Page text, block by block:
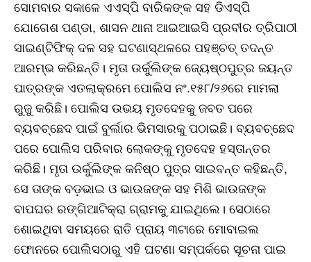
ସୋମବାର ସକାଳେ ଏଏସ୍‌ପି ବାରିକଙ୍କ ସହ ଡିଏସ୍‌ପି
ଯୋଗେଶ ପଣ୍ଡା, ଶାସନ ଥାନା ଆଇଆଇସି ପ୍ରବୀର ତ୍ରିପାଠୀ
ସାଇଣ୍ଟିଫିକ୍‌ ଦଳ ସହ ଘଟଣାସ୍ଥଳରେ ପହଞ୍ଚତ୍ ତଦନ୍ତ
ଆରମ୍ଭ କରିଛନ୍ତି। ମୃତା ଉର୍କୁଲିଙ୍କ ଜ୍ୟେଷ୍ଠପୁତ୍ର ଜୟନ୍ତ
ପାତ୍ରଙ୍କ ଏତଲାକ୍ରମେ ପୋଲିସ ନଂ.୧୫୮/୨୬ରେ ମାମଲା
ରୁଜୁ କରିଛି। ପୋଲିସ ଉଭୟ ମୃତଦେହକୁ ଜବତ ପରେ
ବ୍ୟବଚ୍ଛେଦ ପାଇଁ ବୁର୍ଲାର ଭିମସାରକୁ ପଠାଇଛି। ବ୍ୟବଚ୍ଛେଦ
ପରେ ପୋଲିସ ପରିବାର ଲୋକଙ୍କୁ ମୃତଦେହ ହସ୍ତାନ୍ତର
କରିଛି। ମୃତା ଉର୍କୁଲିଙ୍କ କନିଷ୍ଠ ପୁତ୍ର ସାଇବନ୍ତ କହିଛନ୍ତି,
ସେ ତାଙ୍କ ବଡ଼ଭାଇ ଓ ଭାଉଜଙ୍କ ସହ ମିଶି ଭାଉଜଙ୍କ
ବାପଘର ରଙ୍ଗିଆଟିକ୍ରା ଗ୍ରାମକୁ ଯାଇଥିଲେ। ସେଠାରେ
ଶୋଇଥିବା ସମୟରେ ରାତି ପ୍ରାୟ ୩ଟାରେ ମୋବାଇଲ
ଫୋନରେ ପୋଲିସଠାରୁ ଏହି ଘଟଣା ସମ୍ପର୍କରେ ସୂଚନା ପାଇ